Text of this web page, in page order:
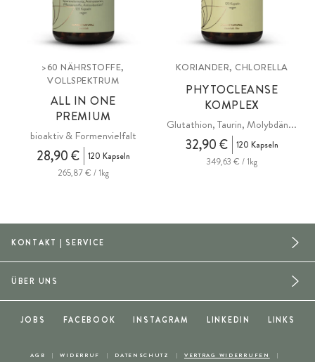
>60 NÄHRSTOFFE,
VOLLSPEKTRUM
ALL IN ONE
PREMIUM
bioaktiv & Formenvielfalt
28,90 €
120 Kapseln
265,87 € / 1kg
KORIANDER, CHLORELLA
PHYTOCLEANSE
KOMPLEX
Glutathion, Taurin, Molybdän...
32,90 €
120 Kapseln
349,63 € / 1kg
KONTAKT | SERVICE
AGB WIDERRUF DATENSCHUTZ VERTRAG WIDERRUFEN
ÜBER UNS
JOBS FACEBOOK INSTAGRAM LINKEDIN LINKS